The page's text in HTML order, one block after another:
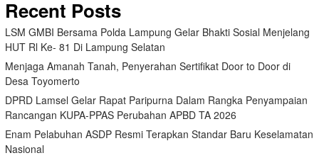
Recent Posts
LSM GMBI Bersama Polda Lampung Gelar Bhakti Sosial Menjelang
HUT Rl Ke- 81 Di Lampung Selatan
Menjaga Amanah Tanah, Penyerahan Sertifikat Door to Door di
Desa Toyomerto
DPRD Lamsel Gelar Rapat Paripurna Dalam Rangka Penyampaian
Rancangan KUPA-PPAS Perubahan APBD TA 2026
Enam Pelabuhan ASDP Resmi Terapkan Standar Baru Keselamatan
Nasional